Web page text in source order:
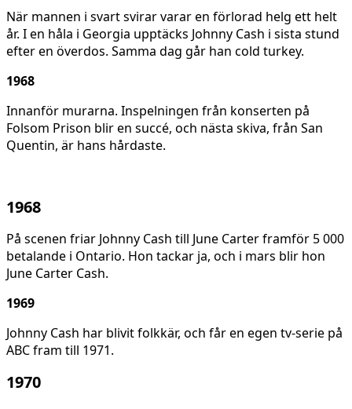
När mannen i svart svirar varar en förlorad helg ett helt
år. I en håla i Georgia upptäcks Johnny Cash i sista stund
efter en överdos. Samma dag går han cold turkey.
1968
Innanför murarna. Inspelningen från konserten på
Folsom Prison blir en succé, och nästa skiva, från San
Quentin, är hans hårdaste.
1968
På scenen friar Johnny Cash till June Carter framför 5 000
betalande i Ontario. Hon tackar ja, och i mars blir hon
June Carter Cash.
1969
Johnny Cash har blivit folkkär, och får en egen tv-serie på
ABC fram till 1971.
1970